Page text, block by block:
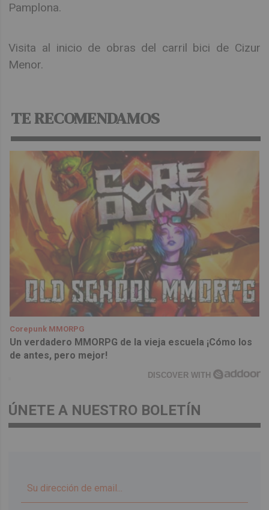
Pamplona.
Visita al inicio de obras del carril bici de Cizur
Menor.
TE RECOMENDAMOS
Corepunk MMORPG
Un verdadero MMORPG de la vieja escuela ¡Cómo los
de antes, pero mejor!
DISCOVER WITH
ÚNETE A NUESTRO BOLETÍN